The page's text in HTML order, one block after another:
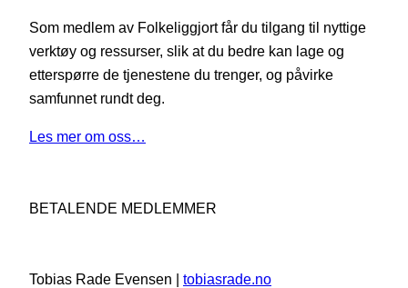
Som medlem av Folkeliggjort får du tilgang til nyttige
verktøy og ressurser, slik at du bedre kan lage og
etterspørre de tjenestene du trenger, og påvirke
samfunnet rundt deg.
Les mer om oss…
BETALENDE MEDLEMMER
Tobias Rade Evensen | tobiasrade.no